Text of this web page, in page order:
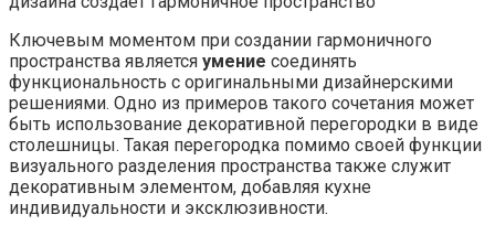
Ключевым моментом при создании гармоничного
пространства является умение соединять
функциональность с оригинальными дизайнерскими
решениями. Одно из примеров такого сочетания может
быть использование декоративной перегородки в виде
столешницы. Такая перегородка помимо своей функции
визуального разделения пространства также служит
декоративным элементом, добавляя кухне
индивидуальности и эксклюзивности.